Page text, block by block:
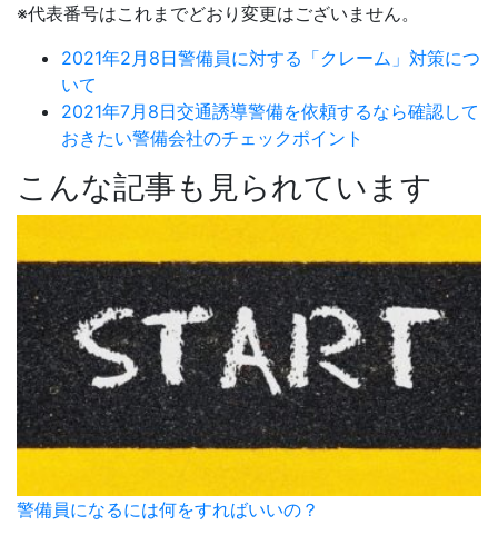
※代表番号はこれまでどおり変更はございません。
2021年2月8日警備員に対する「クレーム」対策につ
いて
2021年7月8日交通誘導警備を依頼するなら確認して
おきたい警備会社のチェックポイント
こんな記事も見られています
警備員になるには何をすればいいの？